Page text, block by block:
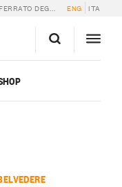
INFERNOT: BELVEDERE DI VIGNALE ENG ITA